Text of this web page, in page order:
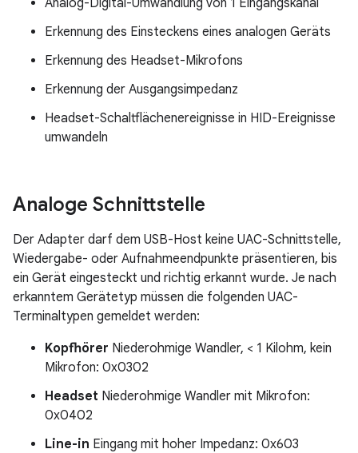
Analog-Digital-Umwandlung von 1 Eingangskanal
Erkennung des Einsteckens eines analogen Geräts
Erkennung des Headset-Mikrofons
Erkennung der Ausgangsimpedanz
Headset-Schaltflächenereignisse in HID-Ereignisse
umwandeln
Analoge Schnittstelle
Der Adapter darf dem USB-Host keine UAC-Schnittstelle,
Wiedergabe- oder Aufnahmeendpunkte präsentieren, bis
ein Gerät eingesteckt und richtig erkannt wurde. Je nach
erkanntem Gerätetyp müssen die folgenden UAC-
Terminaltypen gemeldet werden:
Kopfhörer Niederohmige Wandler, < 1 Kilohm, kein
Mikrofon: 0x0302
Headset Niederohmige Wandler mit Mikrofon:
0x0402
Line-in Eingang mit hoher Impedanz: 0x603